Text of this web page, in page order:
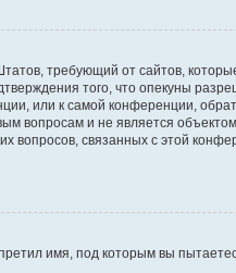
требующий от сайтов,
того, что опекуны
или к самой конференции,
вопросам и не является объектом
вопросов, связанных с этой
имя, под которым вы